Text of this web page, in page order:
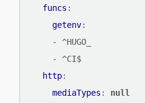
funcs :
getenv:
- ^HUGO_
- ^CI$
http:
mediaTypes :
null